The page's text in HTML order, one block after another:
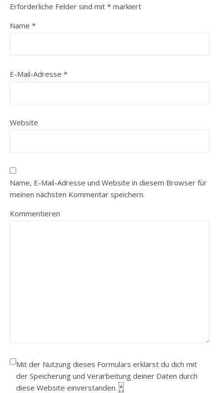
Erforderliche Felder sind mit * markiert
Name *
E-Mail-Adresse *
Website
Name, E-Mail-Adresse und Website in diesem Browser für
meinen nächsten Kommentar speichern.
Kommentieren
Mit der Nutzung dieses Formulars erklärst du dich mit
der Speicherung und Verarbeitung deiner Daten durch
diese Website einverstanden. *